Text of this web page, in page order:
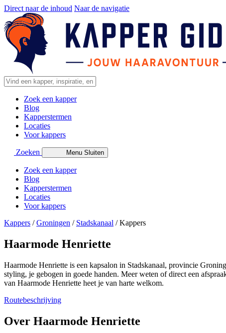
Direct naar de inhoud Naar de navigatie
Zoek een kapper
Blog
Kapperstermen
Locaties
Voor kappers
Zoeken Menu Sluiten
Zoek een kapper
Blog
Kapperstermen
Locaties
Voor kappers
Kappers /Groningen / Stadskanaal /Kappers
Haarmode Henriette
Haarmode Henriette is een kapsalon in Stadskanaal, provincie
styling, je gebogen in goede handen. Meer weten of direct een
van Haarmode Henriette heet je van harte welkom.
Routebeschrijving
+
Over Haarmode Henriette